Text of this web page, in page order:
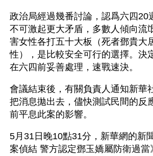
政治局經過幾番討論，認爲六四20
不可激起更大矛盾，多數人傾向流
害女性各打五十大板（死者鄧貴大
性），是比較安全可行的選擇。決
在六四前妥善處理，速戰速決。
會議結束後，有關負責人通知新華
把消息拋出去，儘快測試民間的反
前平息此案的影響。
5月31日晚10點31分，新華網的新
案偵結 警方認定鄧玉嬌屬防衛過當